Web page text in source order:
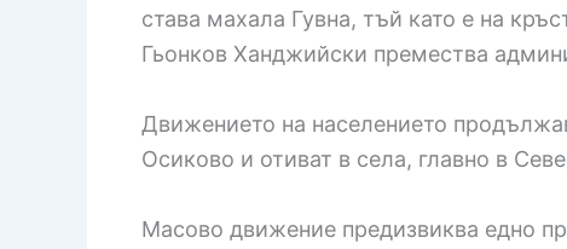
става махала Гувна, тъй като е на
Гьонков Ханджийски премества
Движението на населението
Осиково и отиват в села, главно в
Масово движение предизвиква едно